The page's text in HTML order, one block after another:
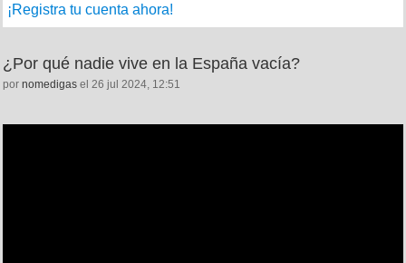
¡Registra tu cuenta ahora!
¿Por qué nadie vive en la España vacía?
por nomedigas el 26 jul 2024, 12:51